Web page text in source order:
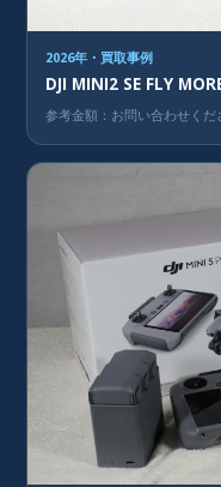
2026年・買取事例
DJI MINI2 SE FLY
参考金額：お問い合わせくだ